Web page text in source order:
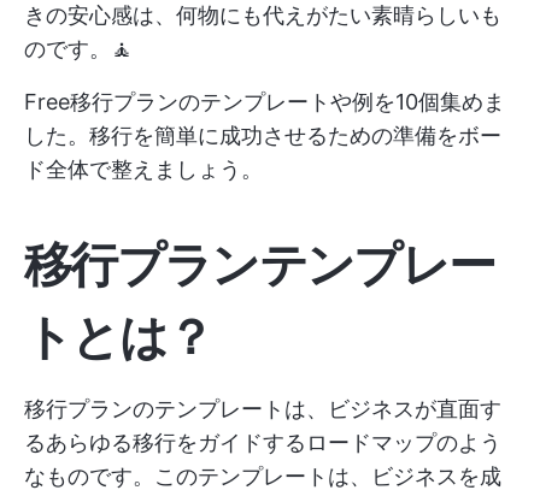
きの安心感は、何物にも代えがたい素晴らしいも
のです。🧘
Free移行プランのテンプレートや例を10個集めま
した。移行を簡単に成功させるための準備をボー
ド全体で整えましょう。
移行プランテンプレー
トとは？
移行プランのテンプレートは、ビジネスが直面す
るあらゆる移行をガイドするロードマップのよう
なものです。このテンプレートは、ビジネスを成